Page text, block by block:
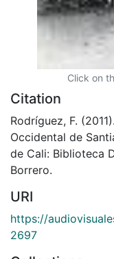
Click on
Citation
Rodríguez, F.
Occidental de
de Cali: Biblioteca
Borrero.
URI
https://
2697